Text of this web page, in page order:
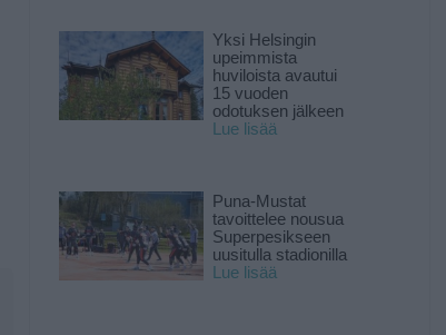
Yksi Helsingin
upeimmista
huviloista avautui
15 vuoden
odotuksen jälkeen
Lue lisää
Puna-Mustat
tavoittelee nousua
Superpesikseen
uusitulla stadionilla
Lue lisää